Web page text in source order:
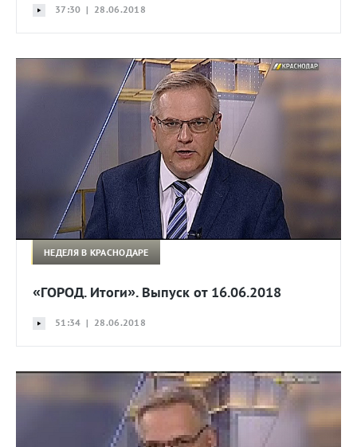
37:30 | 28.06.2018
НЕДЕЛЯ В КРАСНОДАРЕ
«ГОРОД. Итоги». Выпуск от 16.06.2018
51:34 | 28.06.2018